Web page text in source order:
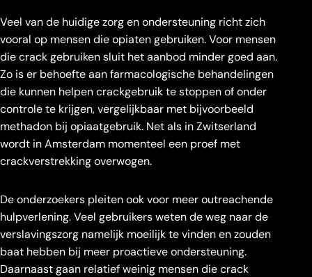
Veel van de huidige zorg en ondersteuning richt zich
vooral op mensen die opiaten gebruiken. Voor mensen
die crack gebruiken sluit het aanbod minder goed aan.
Zo is er behoefte aan farmacologische behandelingen
die kunnen helpen crackgebruik te stoppen of onder
controle te krijgen, vergelijkbaar met bijvoorbeeld
methadon bij opiaatgebruik. Net als in Zwitserland
wordt in Amsterdam momenteel een proef met
crackverstrekking overwogen.
De onderzoekers pleiten ook voor meer outreachende
hulpverlening. Veel gebruikers weten de weg naar de
verslavingszorg namelijk moeilijk te vinden en zouden
baat hebben bij meer proactieve ondersteuning.
Daarnaast gaan relatief weinig mensen die crack